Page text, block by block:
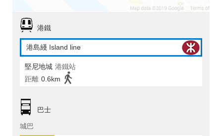
港鐵
港島綫 Island line
堅尼地城 港鐵站
距離 0.6km
巴士
城巴